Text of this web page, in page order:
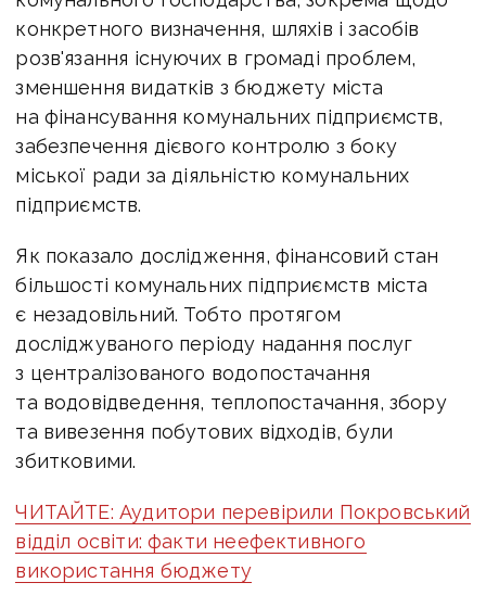
конкретного визначення, шляхів і засобів
розв'язання існуючих в громаді проблем,
зменшення видатків з бюджету міста
на фінансування комунальних підприємств,
забезпечення дієвого контролю з боку
міської ради за діяльністю комунальних
підприємств.
Як показало дослідження, фінансовий стан
більшості комунальних підприємств міста
є незадовільний. Тобто протягом
досліджуваного періоду надання послуг
з централізованого водопостачання
та водовідведення, теплопостачання, збору
та вивезення побутових відходів, були
збитковими.
ЧИТАЙТЕ: Аудитори перевірили Покровський
відділ освіти: факти неефективного
використання бюджету